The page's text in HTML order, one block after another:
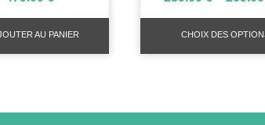
AU PANIER CHOIX DES